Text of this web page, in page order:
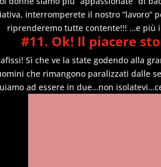
interromperete il nostro “lavoro”
riprenderemo tutte contente!!! …e più
#11. Ok! Il piacere
Sì che ve la state godendo alla
che rimangono paralizzati dalle
ad essere in due…non